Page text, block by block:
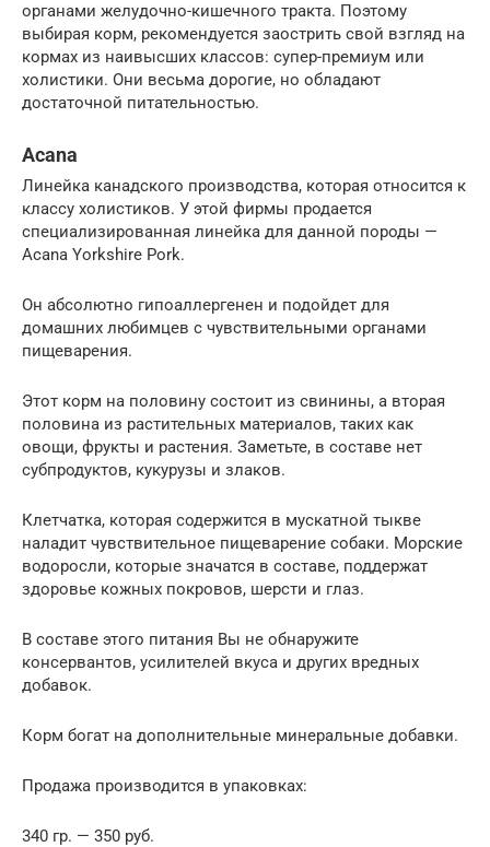
органами желудочно-кишечного тракта. Поэтому
выбирая корм, рекомендуется заострить свой взгляд на
кормах из наивысших классов: супер-премиум или
холистики. Они весьма дорогие, но обладают
достаточной питательностью.
Acana
Линейка канадского производства, которая относится к
классу холистиков. У этой фирмы продается
специализированная линейка для данной породы —
Acana Yorkshire Pork.
Он абсолютно гипоаллергенен и подойдет для
домашних любимцев с чувствительными органами
пищеварения.
Этот корм на половину состоит из свинины, а вторая
половина из растительных материалов, таких как
овощи, фрукты и растения. Заметьте, в составе нет
субпродуктов, кукурузы и злаков.
Клетчатка, которая содержится в мускатной тыкве
наладит чувствительное пищеварение собаки. Морские
водоросли, которые значатся в составе, поддержат
здоровье кожных покровов, шерсти и глаз.
В составе этого питания Вы не обнаружите
консервантов, усилителей вкуса и других вредных
добавок.
Корм богат на дополнительные минеральные добавки.
Продажа производится в упаковках:
340 гр. — 350 руб.